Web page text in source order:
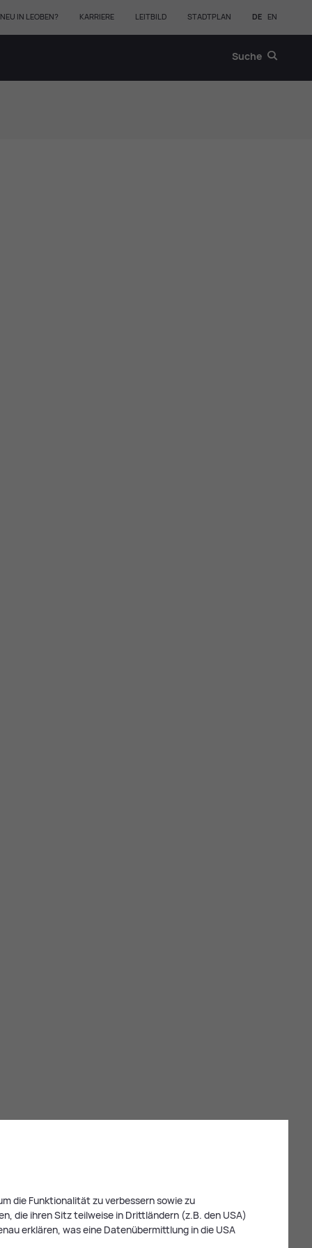
Suche
NEU IN LEOBEN? KARRIERE LEITBILD STADTPLAN DE EN
die Funktionalität zu verbessern sowie zu
die ihren Sitz teilweise in Drittländern (z.B. den USA)
erklären, was eine Datenübermittlung in die USA